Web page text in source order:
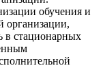
обучения и
организации,
стационарных